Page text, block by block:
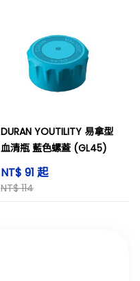
DURAN YOUTILITY 易拿型
血清瓶 藍色螺蓋 (GL45)
NT$ 91 起
NT$ 114